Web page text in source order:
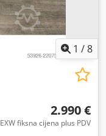
1 /8
2.990 €
EXW fiksna cijena plus PDV